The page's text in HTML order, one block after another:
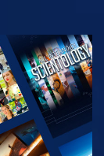
ESPLORA LE
SERIE